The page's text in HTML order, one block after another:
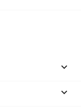

